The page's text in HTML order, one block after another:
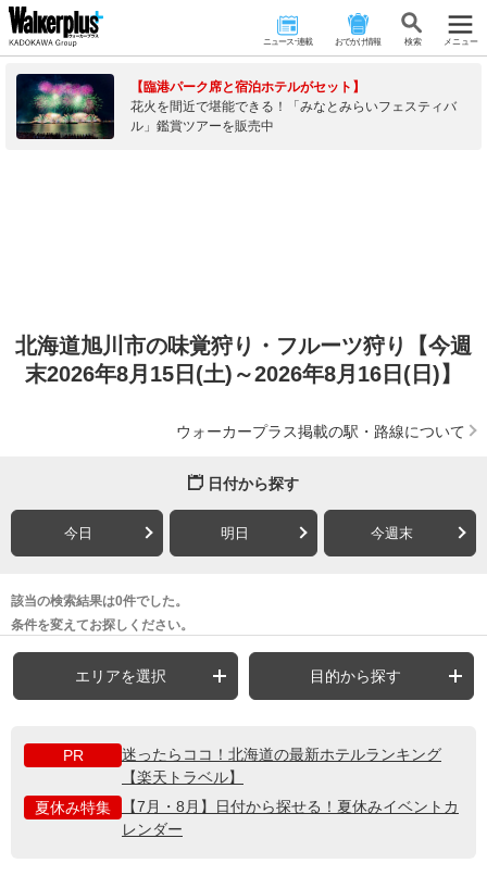
ニュース･連載 おでかけ情報 検 索 メニュー
【臨港パーク席と宿泊ホテルがセット】
花火を間近で堪能できる！「みなとみらいフェスティバ
ル」鑑賞ツアーを販売中
北海道旭川市の味覚狩り・フルーツ狩り【今週
末2026年8月15日(土)～2026年8月16日(日)】
ウォーカープラス掲載の駅・路線について
日付から探す
今日 明日 今週末
該当の検索結果は0件でした。
条件を変えてお探しください。
エリアを選択 目的から探す
PR
迷ったらココ！北海道の最新ホテルランキング
【楽天トラベル】
夏休み特集
【7月・8月】日付から探せる！夏休みイベントカ
レンダー